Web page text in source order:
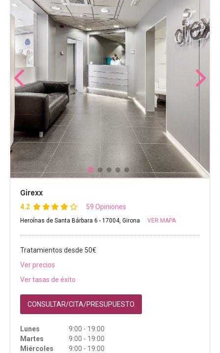
Girexx
4.2 59 Opiniones
Heroínas de Santa Bárbara 6 - 17004, Girona VER MAPA
Tratamientos desde 50€
Ver precios
Ver tasas de éxito
CONSULTAR/CITA/PRESUPUESTO
Lunes
9:00 - 19:00
Martes
9:00 - 19:00
Miércoles
9:00 - 19:00